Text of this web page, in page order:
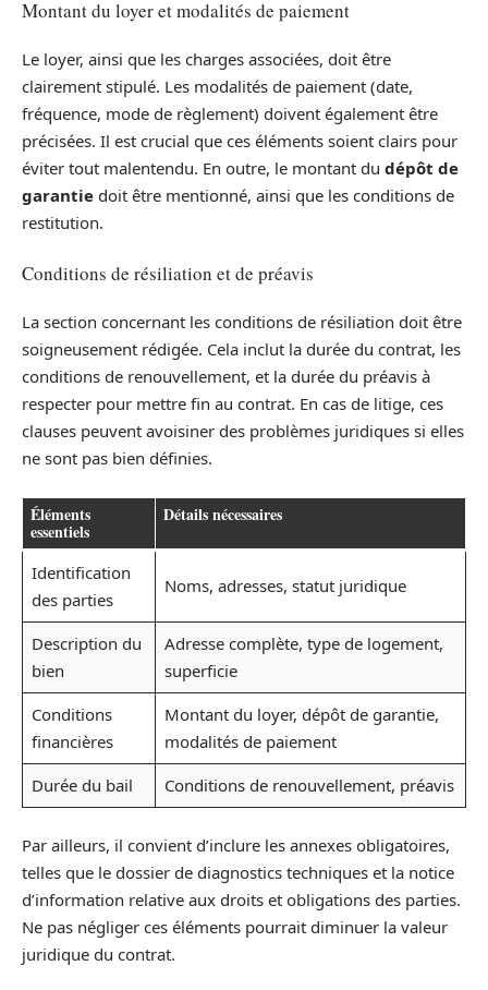
Montant du loyer et modalités de paiement
Le loyer, ainsi que les charges associées, doit être
clairement stipulé. Les modalités de paiement (date,
fréquence, mode de règlement) doivent également être
précisées. Il est crucial que ces éléments soient clairs pour
éviter tout malentendu. En outre, le montant du dépôt de
garantie doit être mentionné, ainsi que les conditions de
restitution.
Conditions de résiliation et de préavis
La section concernant les conditions de résiliation doit être
soigneusement rédigée. Cela inclut la durée du contrat, les
conditions de renouvellement, et la durée du préavis à
respecter pour mettre fin au contrat. En cas de litige, ces
clauses peuvent avoisiner des problèmes juridiques si elles
ne sont pas bien définies.
Éléments
essentiels
Détails nécessaires
Identification
des parties
Noms, adresses, statut juridique
Description du
bien
Adresse complète, type de logement,
superficie
Conditions
financières
Montant du loyer, dépôt de garantie,
modalités de paiement
Durée du bail
Conditions de renouvellement, préavis
Par ailleurs, il convient d’inclure les annexes obligatoires,
telles que le dossier de diagnostics techniques et la notice
d’information relative aux droits et obligations des parties.
Ne pas négliger ces éléments pourrait diminuer la valeur
juridique du contrat.